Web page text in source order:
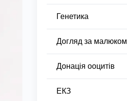
Генетика
Догляд за малюком
Донація ооцитів
ЕКЗ